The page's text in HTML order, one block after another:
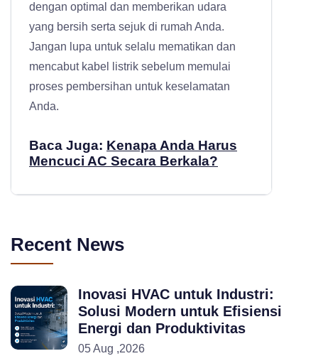
dengan optimal dan memberikan udara
yang bersih serta sejuk di rumah Anda.
Jangan lupa untuk selalu mematikan dan
mencabut kabel listrik sebelum memulai
proses pembersihan untuk keselamatan
Anda.
Baca Juga: Kenapa Anda Harus
Mencuci AC Secara Berkala?
Recent News
Inovasi HVAC untuk Industri:
Solusi Modern untuk Efisiensi
Energi dan Produktivitas
05 Aug ,2026